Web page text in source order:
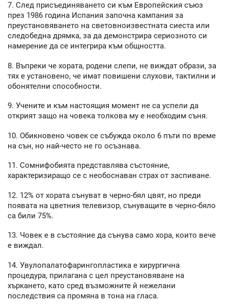
7. След присъединяването си към Европейския съюз
през 1986 година Испания започна кампания за
преустановяването на световноизвестната сиеста или
следобедна дрямка, за да демонстрира сериозното си
намерение да се интегрира към общността.
8. Въпреки че хората, родени слепи, не виждат образи, за
тях е установено, че имат повишени слухови, тактилни и
обонятелни способности.
9. Учените и към настоящия момент не са успели да
открият защо на човека толкова му е необходим съня.
10. Обикновено човек се събужда около 6 пъти по време
на сън, но най-често не го осъзнава.
11. Сомнифобията представлява състояние,
характеризиращо се с необоснаван страх от заспиване.
12. 12% от хората сънуват в черно-бял цвят, но преди
появата на цветния телевизор, сънуващите в черно-бяло
са били 75%.
13. Човек е в състояние да сънува само хора, които вече
е виждал.
14. Увулопалатофарингопластика е хирургична
процедура, прилагана с цел преустановяване на
хъркането, като сред възможните й нежелани
последствия са промяна в тона на гласа.